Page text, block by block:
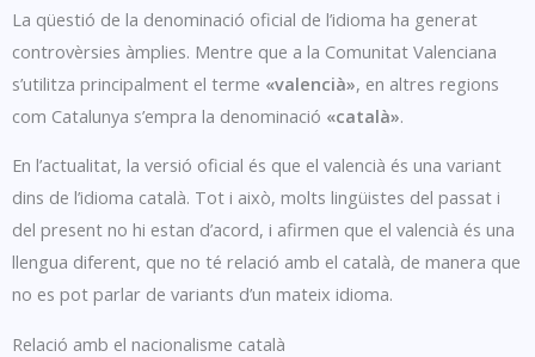
La qüestió de la denominació oficial de l’idioma ha generat
controvèrsies àmplies. Mentre que a la Comunitat Valenciana
s’utilitza principalment el terme «valencià», en altres regions
com Catalunya s’empra la denominació «català».
En l’actualitat, la versió oficial és que el valencià és una variant
dins de l’idioma català. Tot i això, molts lingüistes del passat i
del present no hi estan d’acord, i afirmen que el valencià és una
llengua diferent, que no té relació amb el català, de manera que
no es pot parlar de variants d’un mateix idioma.
Relació amb el nacionalisme català